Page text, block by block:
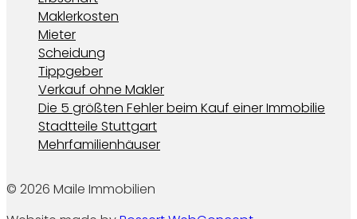
Maklerkosten
Mieter
Scheidung
Tippgeber
Verkauf ohne Makler
Die 5 größten Fehler beim Kauf einer Immobilie
Stadtteile Stuttgart
Mehrfamilienhäuser
© 2026 Maile Immobilien